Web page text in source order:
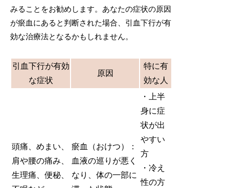
みることをお勧めします。あなたの症状の原因
が瘀血にあると判断された場合、引血下行が有
効な治療法となるかもしれません。
引血下行が有効
な症状
原因
特に有
効な人
頭痛、めまい、
肩や腰の痛み、
生理痛、便秘、
瘀血（おけつ）：
血液の巡りが悪く
なり、体の一部に
・上半
身に症
状が出
やすい
方
・冷え
性の方